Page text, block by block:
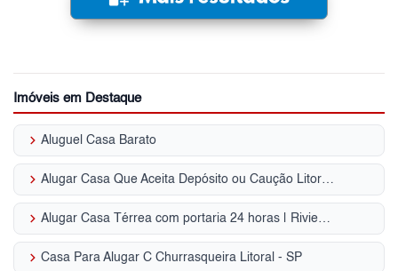
Imóveis em Destaque
keyboard_arrow_right Aluguel Casa Barato
keyboard_arrow_right Alugar Casa Que Aceita Depósito ou Caução Litoral - SP
keyboard_arrow_right Alugar Casa Térrea com portaria 24 horas | Riviera de São Lourenço
keyboard_arrow_right Casa Para Alugar C Churrasqueira Litoral - SP